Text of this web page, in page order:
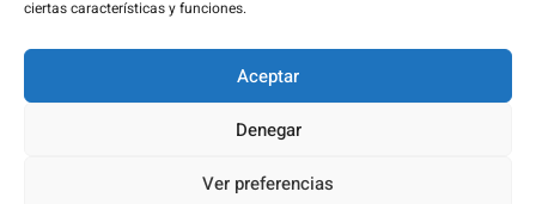
ciertas características y funciones.
Aceptar
Denegar
Ver preferencias
Aviso legal – Politica de privacidad
Política de Cookies